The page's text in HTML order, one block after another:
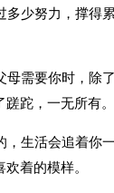
少努力，撑得累
需要你时，除
跎，一无所有。
生活会追着你一
着的模样。